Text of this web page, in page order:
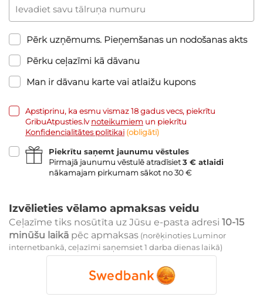
Pērk uzņēmums. Pieņemšanas un nodošanas akts
Pērku ceļazīmi kā dāvanu
Man ir dāvanu karte vai atlaižu kupons
Apstiprinu, ka esmu vismaz 18 gadus vecs, piekrītu
GribuAtpusties.lvnoteikumiem un piekrītu
Konfidencialitātes politikai (obligāti)
Piekrītu saņemt jaunumu vēstules
Pirmajā jaunumu vēstulē atradīsiet3 € atlaidi
nākamajam pirkumam sākot no 30 €
Izvēlieties vēlamo apmaksas veidu
Ceļazīme tiks nosūtīta uz Jūsu e-pasta adresi 10-15
minūšu laikā pēc apmaksas (norēķinoties Luminor
internetbankā, ceļazīmi saņemsiet 1 darba dienas laikā)